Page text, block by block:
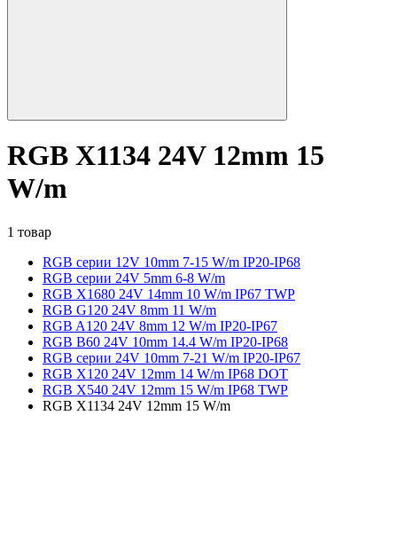
RGB X1134 24V 12mm 15
W/m
1 товар
RGB серии 12V 10mm 7-15 W/m IP20-IP68
RGB серии 24V 5mm 6-8 W/m
RGB X1680 24V 14mm 10 W/m IP67 TWP
RGB G120 24V 8mm 11 W/m
RGB A120 24V 8mm 12 W/m IP20-IP67
RGB B60 24V 10mm 14.4 W/m IP20-IP68
RGB серии 24V 10mm 7-21 W/m IP20-IP67
RGB X120 24V 12mm 14 W/m IP68 DOT
RGB X540 24V 12mm 15 W/m IP68 TWP
RGB X1134 24V 12mm 15 W/m